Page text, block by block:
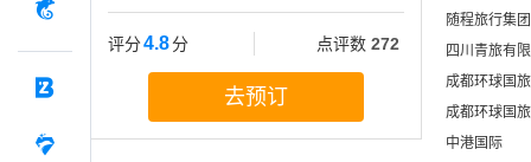
评分4.8分 点评数 272
去预订
随程旅行集团
四川青旅有
成都环球国旅
成都环球国旅
中港国际